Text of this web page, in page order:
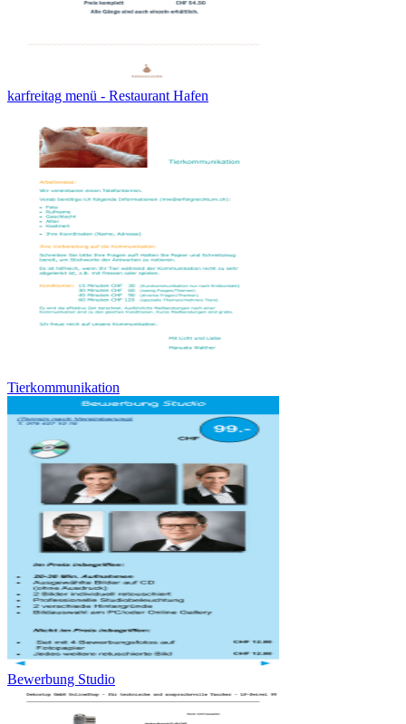
karfreitag menü - Restaurant Hafen
Tierkommunikation
Bewerbung Studio